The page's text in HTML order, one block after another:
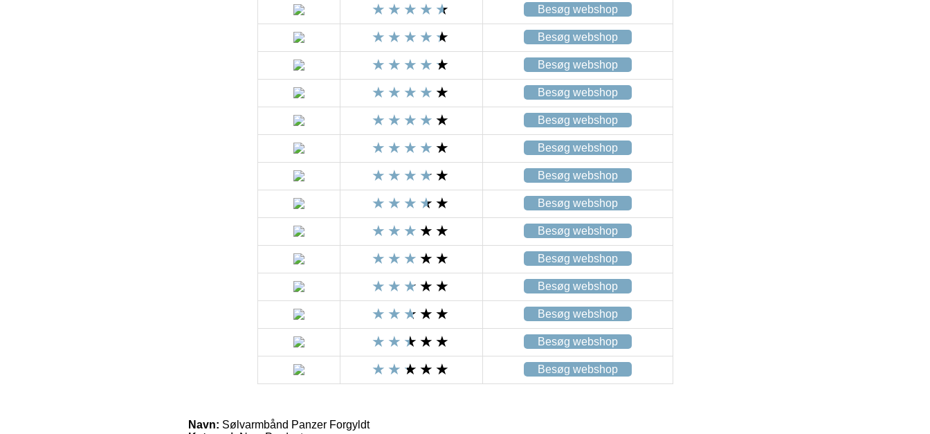
Besøg webshop
Besøg webshop
Besøg webshop
Besøg webshop
Besøg webshop
Besøg webshop
Besøg webshop
Besøg webshop
Besøg webshop
Besøg webshop
Besøg webshop
Besøg webshop
Besøg webshop
Besøg webshop
Navn: Sølvarmbånd Panzer Forgyldt